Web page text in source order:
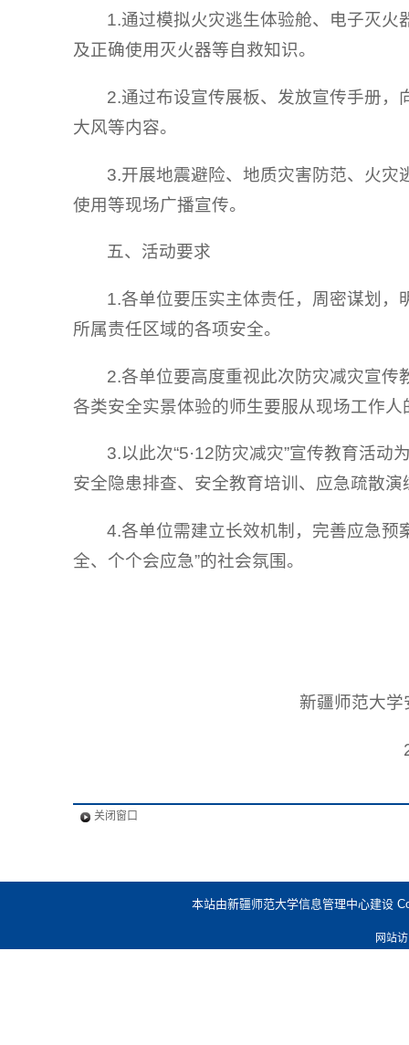
1.通过模拟火灾逃生体验舱、电子灭
及正确使用灭火器等自救知识。
2.通过布设宣传展板、发放宣传手册
大风等内容。
3.开展地震避险、地质灾害防范、火
使用等现场广播宣传。
五、活动要求
1.各单位要压实主体责任，周密谋划
所属责任区域的各项安全。
2.各单位要高度重视此次防灾减灾宣
各类安全实景体验的师生要服从现场工作人
3.以此次“5·12防灾减灾”宣传教育活
安全隐患排查、安全教育培训、应急疏散
4.各单位需建立长效机制，完善应急预
全、个个会应急”的社会氛围。
新疆师范大
关闭窗口
本站由新疆师范大学信息管理中心建设
网站